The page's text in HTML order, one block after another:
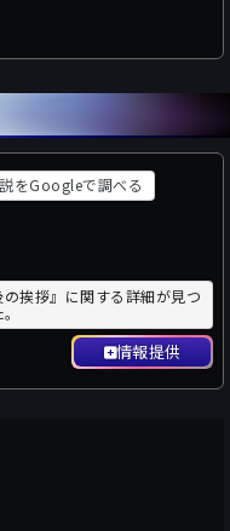
をGoogleで調べる
挨拶』に関する詳細が見つ
情報提供